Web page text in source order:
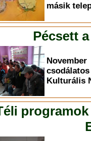
másik
Pécsett
Kulturális